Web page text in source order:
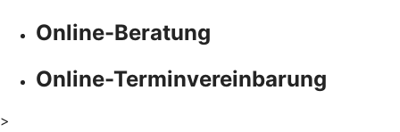
Online-Beratung
Online-Terminvereinbarung
>